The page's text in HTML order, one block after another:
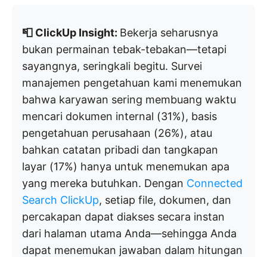
📮 ClickUp Insight: Bekerja seharusnya
bukan permainan tebak-tebakan—tetapi
sayangnya, seringkali begitu. Survei
manajemen pengetahuan kami menemukan
bahwa karyawan sering membuang waktu
mencari dokumen internal (31%), basis
pengetahuan perusahaan (26%), atau
bahkan catatan pribadi dan tangkapan
layar (17%) hanya untuk menemukan apa
yang mereka butuhkan. Dengan Connected
Search ClickUp, setiap file, dokumen, dan
percakapan dapat diakses secara instan
dari halaman utama Anda—sehingga Anda
dapat menemukan jawaban dalam hitungan